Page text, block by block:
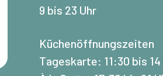
9 bis 23 Uhr
Küchenöffnungszeiten
Tageskarte: 11:30 bis 14